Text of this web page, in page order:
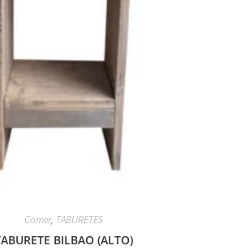
Comer, TABURETES
BILBAO (ALTO)